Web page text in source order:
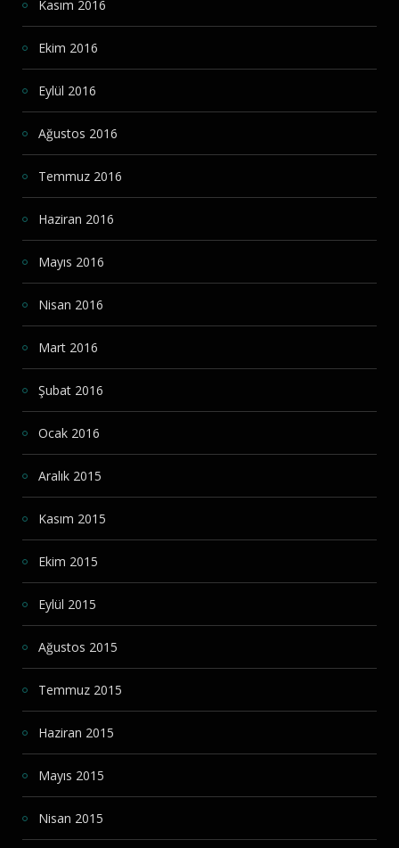
Kasım 2016
Ekim 2016
Eylül 2016
Ağustos 2016
Temmuz 2016
Haziran 2016
Mayıs 2016
Nisan 2016
Mart 2016
Şubat 2016
Ocak 2016
Aralık 2015
Kasım 2015
Ekim 2015
Eylül 2015
Ağustos 2015
Temmuz 2015
Haziran 2015
Mayıs 2015
Nisan 2015